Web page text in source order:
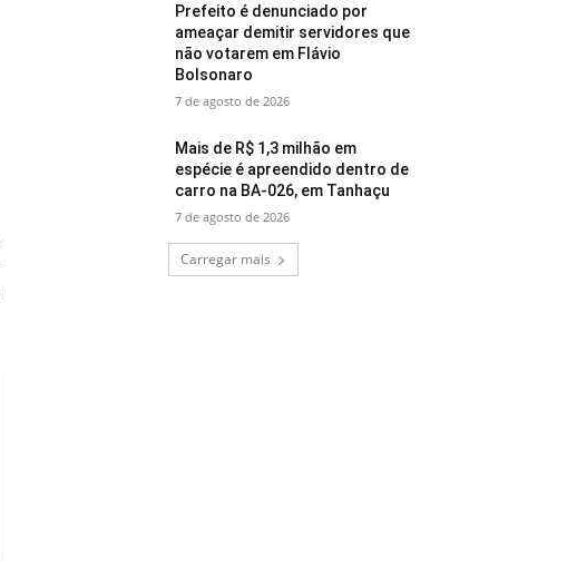
Prefeito é denunciado por
ameaçar demitir servidores que
não votarem em Flávio
Bolsonaro
7 de agosto de 2026
Mais de R$ 1,3 milhão em
espécie é apreendido dentro de
carro na BA-026, em Tanhaçu
7 de agosto de 2026
Carregar mais